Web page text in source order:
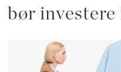
bør investere